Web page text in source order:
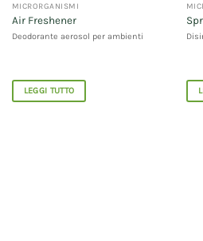
MICRORGANISMI
Air Freshener
Deodorante aerosol per ambienti
LEGGI TUTTO